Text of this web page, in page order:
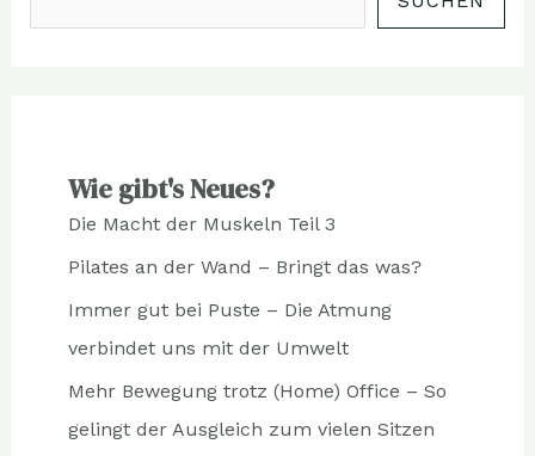
Wie gibt's Neues?
Die Macht der Muskeln Teil 3
Pilates an der Wand – Bringt das was?
Immer gut bei Puste – Die Atmung
verbindet uns mit der Umwelt
Mehr Bewegung trotz (Home) Office – So
gelingt der Ausgleich zum vielen Sitzen